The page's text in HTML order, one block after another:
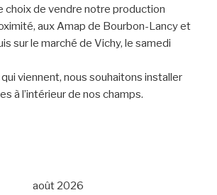
choix de vendre notre production
aux Amap de Bourbon-Lancy et
sur le marché de Vichy, le samedi
viennent, nous souhaitons installer
à l’intérieur de nos champs.
août 2026